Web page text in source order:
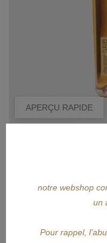
APERÇU RAPIDE
notre webshop
un
Pour rappel,